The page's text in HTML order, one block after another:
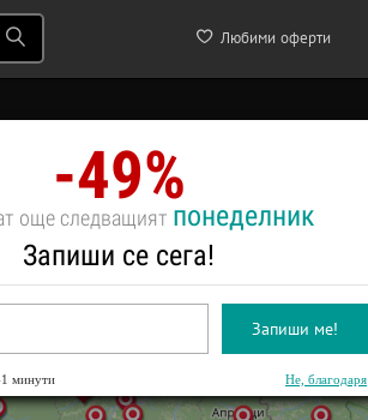
Любими оферти
-49%
още следващият понеделник
Запиши се сега!
Запиши ме!
минути Не, благодаря